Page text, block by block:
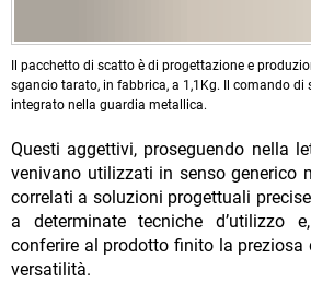
Il pacchetto di scatto è di progettazione e
sgancio tarato, in fabbrica, a 1,1Kg. Il comando di
integrato nella guardia metallica.
Questi aggettivi, proseguendo nella
venivano utilizzati in senso generico
correlati a soluzioni progettuali
a determinate tecniche d’utilizzo
conferire al prodotto finito la preziosa
versatilità.